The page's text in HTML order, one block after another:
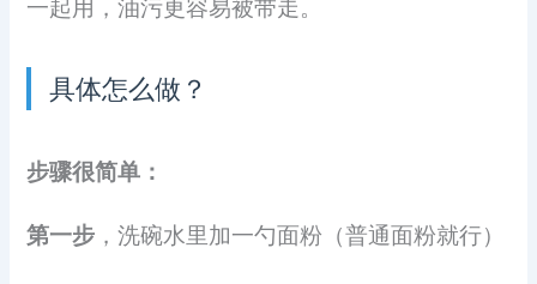
一起用，油污更容易被带走。
具体怎么做？
步骤很简单：
第一步 ，洗碗水里加一勺面粉（普通面粉就行）